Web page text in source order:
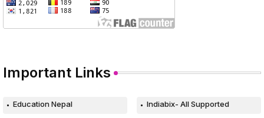
Important Links
Education Nepal Indiabix- All Supported